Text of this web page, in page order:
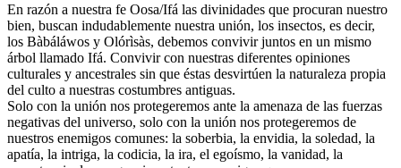
En razón a nuestra fe Oosa/Ifá las divinidades que procuran nuestro
bien, buscan indudablemente nuestra unión, los insectos, es decir,
los Bàbáláwos y Olórìsàs, debemos convivir juntos en un mismo
árbol llamado Ifá. Convivir con nuestras diferentes opiniones
culturales y ancestrales sin que éstas desvirtúen la naturaleza propia
del culto a nuestras costumbres antiguas.
Solo con la unión nos protegeremos ante la amenaza de las fuerzas
negativas del universo, solo con la unión nos protegeremos de
nuestros enemigos comunes: la soberbia, la envidia, la soledad, la
apatía, la intriga, la codicia, la ira, el egoísmo, la vanidad, la